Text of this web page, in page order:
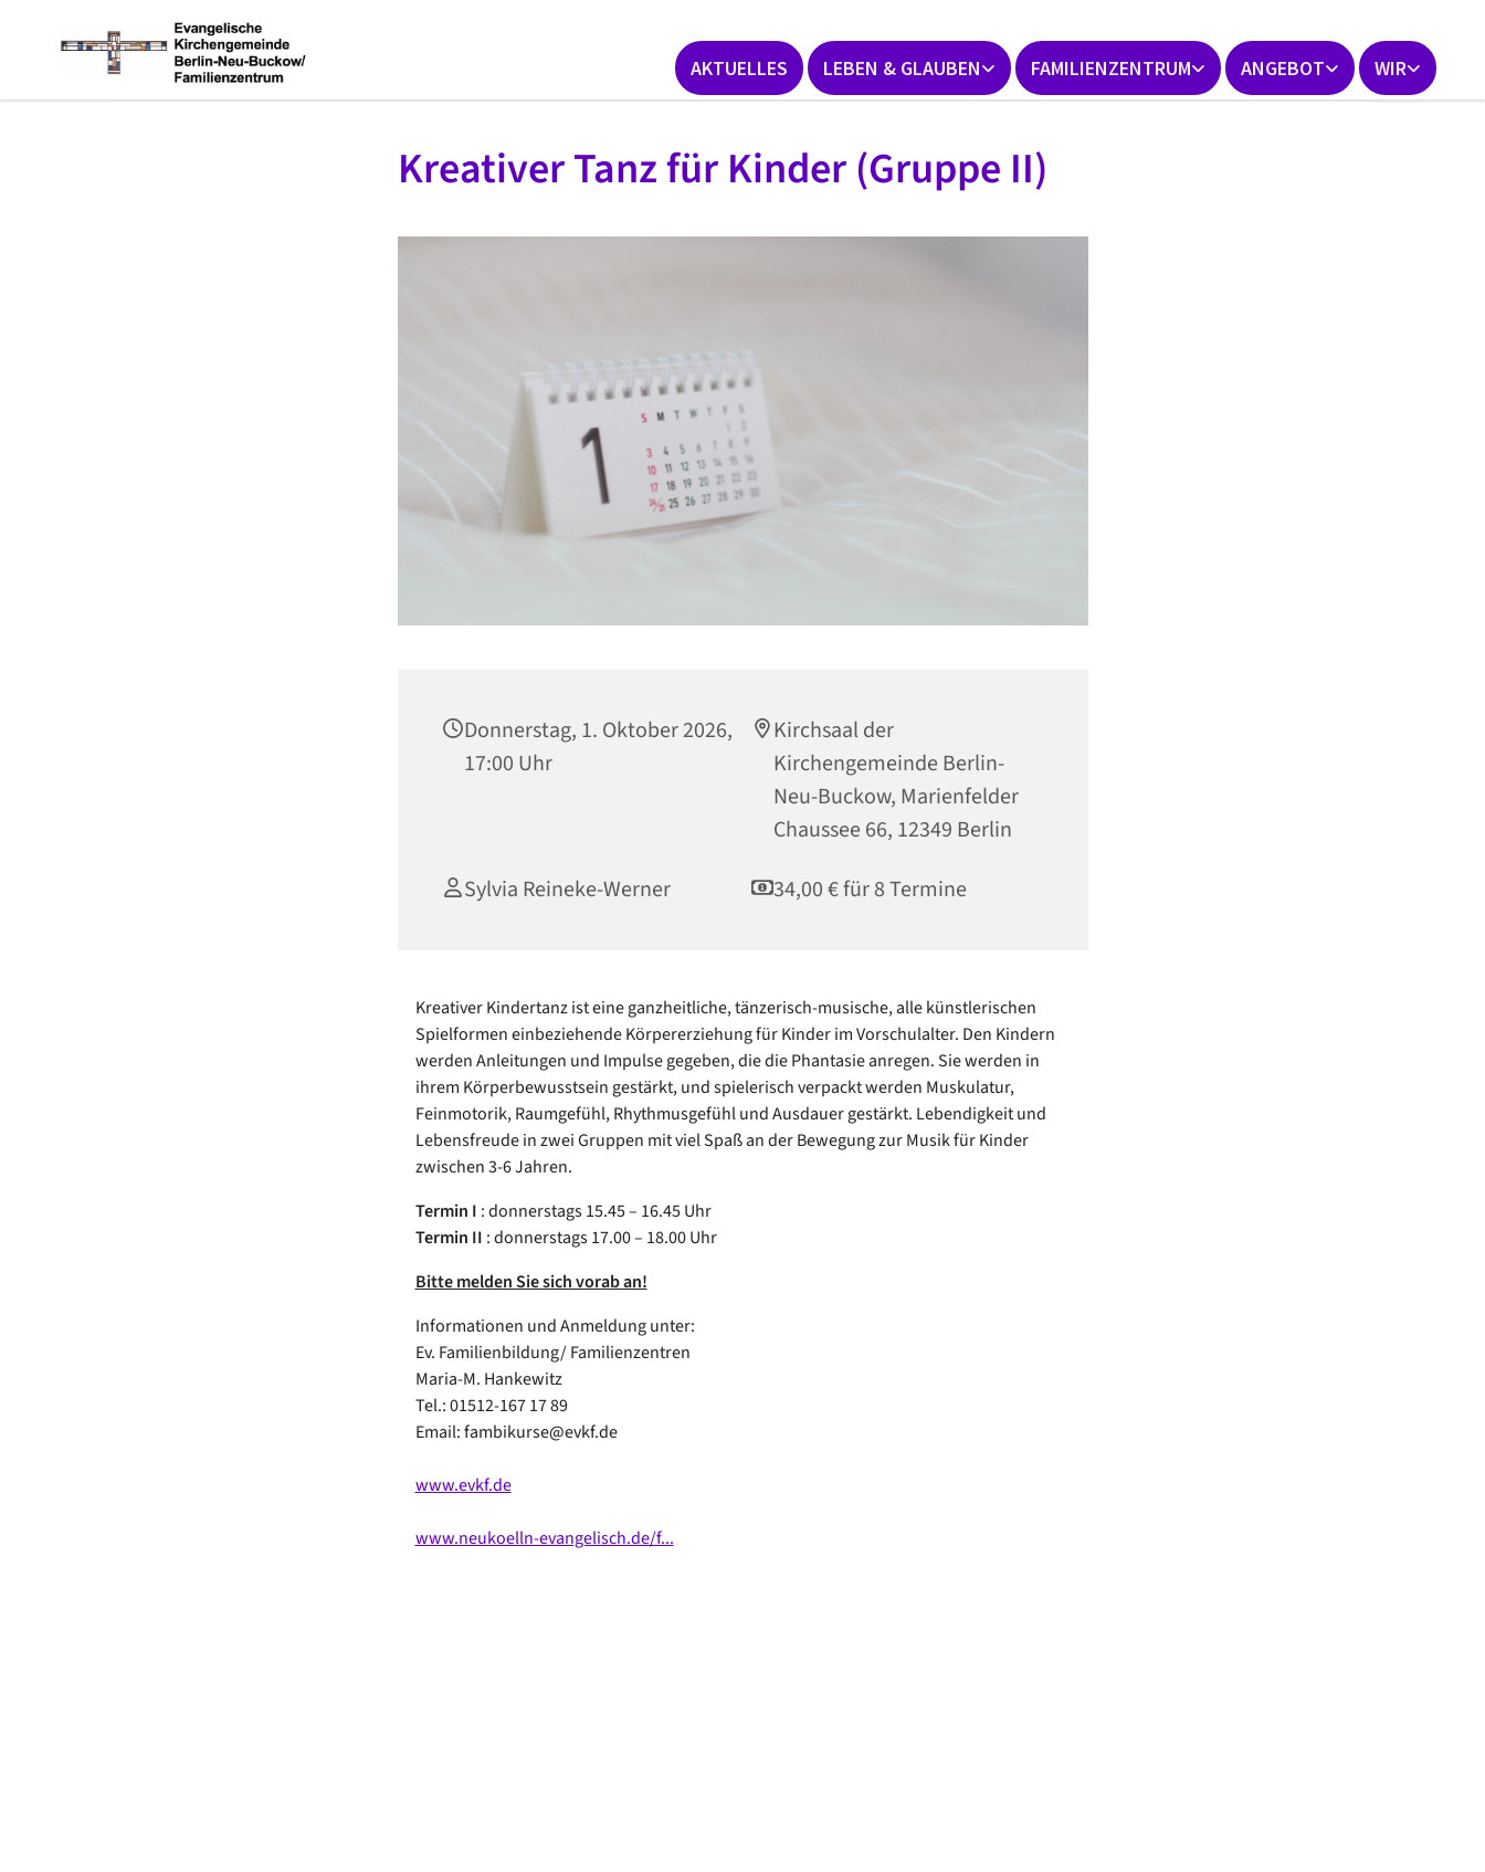
AKTUELLES LEBEN & GLAUBEN FAMILIENZENTRUM ANGEBOT WIR
Kreativer Tanz für Kinder (Gruppe II)
Donnerstag, 1. Oktober 2026,
17:00 Uhr
Kirchsaal der
Kirchengemeinde Berlin-
Neu-Buckow, Marienfelder
Chaussee 66, 12349 Berlin
Sylvia Reineke-Werner
34,00 € für 8 Termine
Kreativer Kindertanz ist eine ganzheitliche, tänzerisch-musische, alle künstlerischen
Spielformen einbeziehende Körpererziehung für Kinder im Vorschulalter. Den Kindern
werden Anleitungen und Impulse gegeben, die die Phantasie anregen. Sie werden in
ihrem Körperbewusstsein gestärkt, und spielerisch verpackt werden Muskulatur,
Feinmotorik, Raumgefühl, Rhythmusgefühl und Ausdauer gestärkt. Lebendigkeit und
Lebensfreude in zwei Gruppen mit viel Spaß an der Bewegung zur Musik für Kinder
zwischen 3-6 Jahren.
Termin I : donnerstags 15.45 – 16.45 Uhr
Termin II : donnerstags 17.00 – 18.00 Uhr
Bitte melden Sie sich vorab an!
Informationen und Anmeldung unter:
Ev. Familienbildung/ Familienzentren
Maria-M. Hankewitz
Tel.: 01512-167 17 89
Email: fambikurse@evkf.de
www.evkf.de
www.neukoelln-evangelisch.de/f...